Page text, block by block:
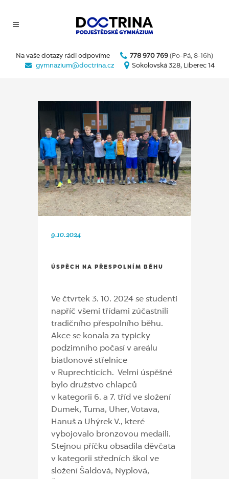
Na vaše dotazy rádi odpovíme 778 970 769 (Po-Pá, 8-16h)
gymnazium@doctrina.cz
Sokolovská 328, Liberec 14
9.10.2024
ÚSPĚCH NA PŘESPOLNÍM BĚHU
Ve čtvrtek 3. 10. 2024 se studenti
napříč všemi třídami zúčastnili
tradičního přespolního běhu.
Akce se konala za typicky
podzimního počasí v areálu
biatlonové střelnice
v Ruprechticích. Velmi úspěšné
bylo družstvo chlapců
v kategorii 6. a 7. tříd ve složení
Dumek, Tuma, Uher, Votava,
Hanuš a Uhýrek V., které
vybojovalo bronzovou medaili.
Stejnou příčku obsadila děvčata
v kategorii středních škol ve
složení Šaldová, Nyplová,